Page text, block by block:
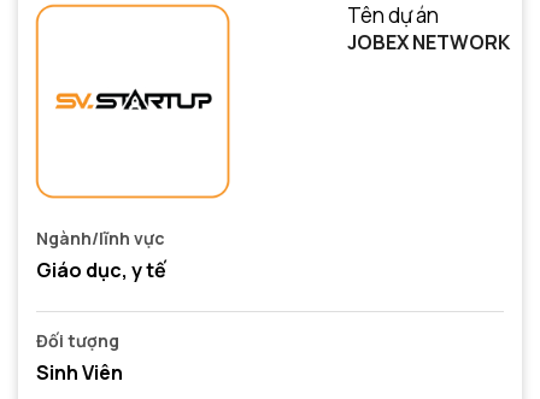
Tên dự án
JOBEX NETWORK
Ngành/lĩnh vực
Giáo dục, y tế
Đối tượng
Sinh Viên